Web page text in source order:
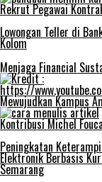
Rekrut Pegawai
Lowongan Teller di
Kolom
Menjaga Financial
Mewujudkan Kampus
Kontribusi Michel
Peningkatan
Elektronik Berbasis
Semarang